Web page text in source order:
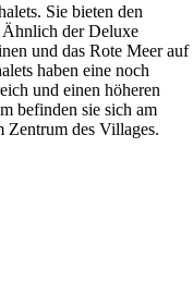
Sie bieten den
der Deluxe
und das Rote Meer auf
haben eine noch
und einen höheren
befinden sie sich am
Zentrum des Villages.